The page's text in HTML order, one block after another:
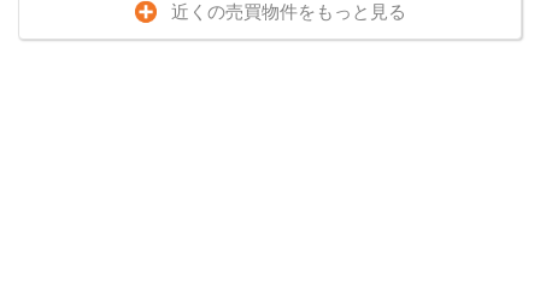
近くの売買物件をもっと見る